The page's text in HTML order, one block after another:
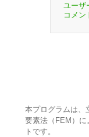
ユーザ
コメン
本プログラムは、
要素法（FEM）に
トです。